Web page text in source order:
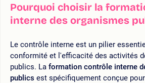
Pourquoi choisir la
interne des organismes
Le contrôle interne est un pilier
conformité et l'efficacité des activités
publics. La formation contrôle interne
publics est spécifiquement conçue